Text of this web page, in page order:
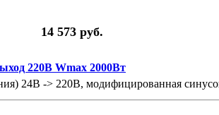
14 573 руб.
220В Wmax 2000Вт
24В -> 220В, модифицированная